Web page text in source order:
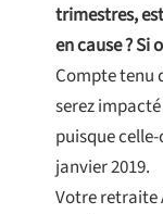
trimestres,
en cause ? Si
Compte tenu
serez
puisque
janvier 2019.
Votre retraite